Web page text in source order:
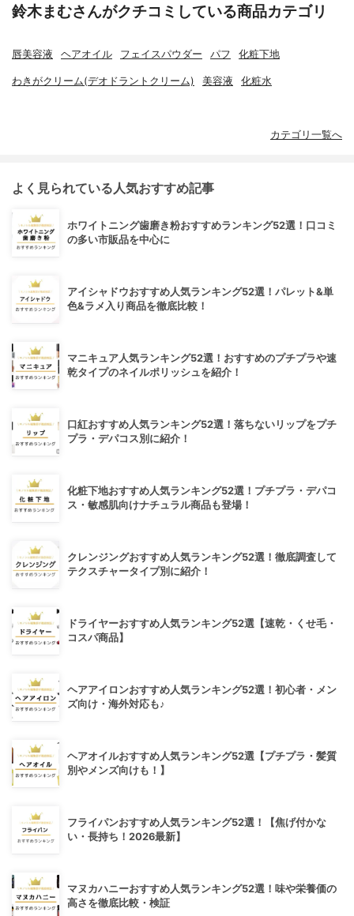
鈴木まむさんがクチコミしている商品カテゴリ
唇美容液 ヘアオイル フェイスパウダー パフ 化粧下地
わきがクリーム(デオドラントクリーム) 美容液 化粧水
カテゴリ一覧へ
よく見られている人気おすすめ記事
ホワイトニング歯磨き粉おすすめランキング52選！口コミ
の多い市販品を中心に
アイシャドウおすすめ人気ランキング52選！パレット&単
色&ラメ入り商品を徹底比較！
マニキュア人気ランキング52選！おすすめのプチプラや速
乾タイプのネイルポリッシュを紹介！
口紅おすすめ人気ランキング52選！落ちないリップをプチ
プラ・デパコス別に紹介！
化粧下地おすすめ人気ランキング52選！プチプラ・デパコ
ス・敏感肌向けナチュラル商品も登場！
クレンジングおすすめ人気ランキング52選！徹底調査して
テクスチャータイプ別に紹介！
ドライヤーおすすめ人気ランキング52選【速乾・くせ毛・
コスパ商品】
ヘアアイロンおすすめ人気ランキング52選！初心者・メン
ズ向け・海外対応も♪
ヘアオイルおすすめ人気ランキング52選【プチプラ・髪質
別やメンズ向けも！】
フライパンおすすめ人気ランキング52選！【焦げ付かな
い・長持ち！2026最新】
マヌカハニーおすすめ人気ランキング52選！味や栄養価の
高さを徹底比較・検証